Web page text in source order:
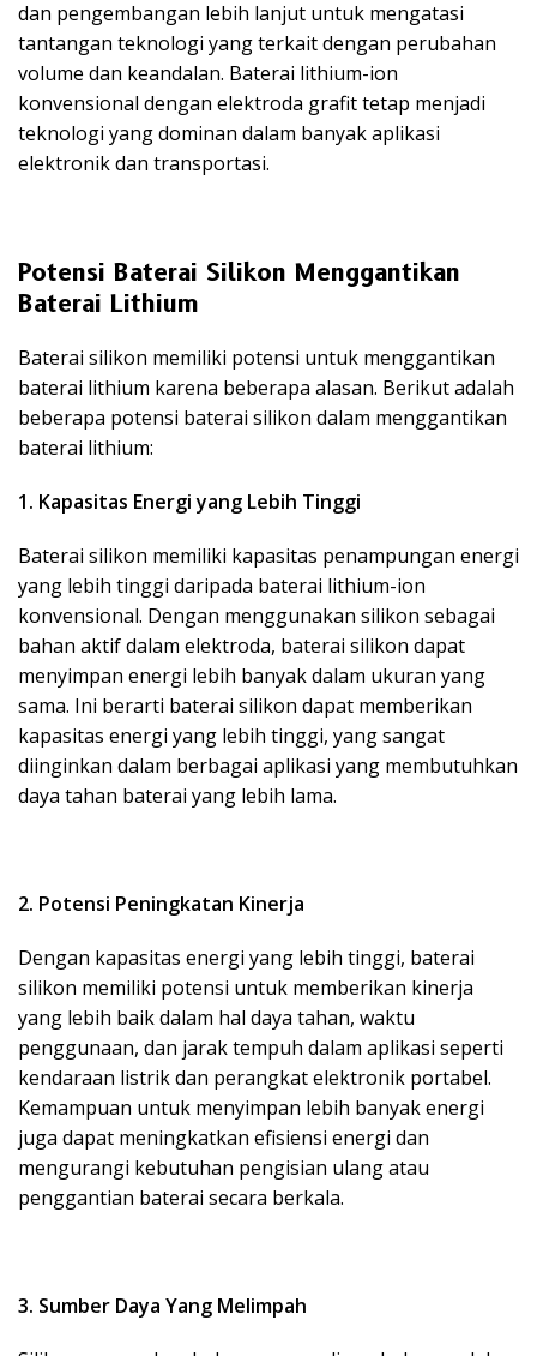
dan pengembangan lebih lanjut untuk mengatasi
tantangan teknologi yang terkait dengan perubahan
volume dan keandalan. Baterai lithium-ion
konvensional dengan elektroda grafit tetap menjadi
teknologi yang dominan dalam banyak aplikasi
elektronik dan transportasi.
Potensi Baterai Silikon Menggantikan
Baterai Lithium
Baterai silikon memiliki potensi untuk menggantikan
baterai lithium karena beberapa alasan. Berikut adalah
beberapa potensi baterai silikon dalam menggantikan
baterai lithium:
1. Kapasitas Energi yang Lebih Tinggi
Baterai silikon memiliki kapasitas penampungan energi
yang lebih tinggi daripada baterai lithium-ion
konvensional. Dengan menggunakan silikon sebagai
bahan aktif dalam elektroda, baterai silikon dapat
menyimpan energi lebih banyak dalam ukuran yang
sama. Ini berarti baterai silikon dapat memberikan
kapasitas energi yang lebih tinggi, yang sangat
diinginkan dalam berbagai aplikasi yang membutuhkan
daya tahan baterai yang lebih lama.
2. Potensi Peningkatan Kinerja
Dengan kapasitas energi yang lebih tinggi, baterai
silikon memiliki potensi untuk memberikan kinerja
yang lebih baik dalam hal daya tahan, waktu
penggunaan, dan jarak tempuh dalam aplikasi seperti
kendaraan listrik dan perangkat elektronik portabel.
Kemampuan untuk menyimpan lebih banyak energi
juga dapat meningkatkan efisiensi energi dan
mengurangi kebutuhan pengisian ulang atau
penggantian baterai secara berkala.
3. Sumber Daya Yang Melimpah